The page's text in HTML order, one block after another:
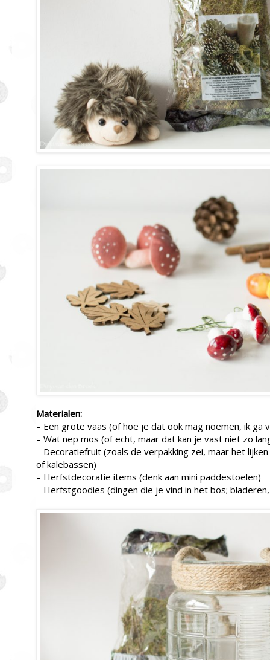
Materialen:
– Een grote vaas (of hoe je dat ook mag noemen, ik ga
– Wat nep mos (of echt, maar dat kan je vast niet zo
– Decoratiefruit (zoals de verpakking zei, maar het
of kalebassen)
– Herfstdecoratie items (denk aan mini paddestoelen)
– Herfstgoodies (dingen die je vind in het bos;